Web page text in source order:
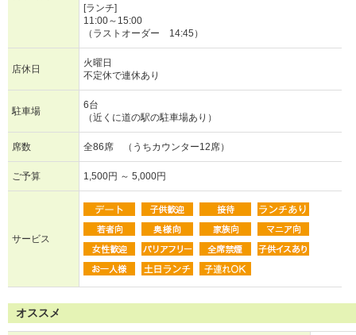
[ランチ]
11:00～15:00
（ラストオーダー 14:45）
店休日
火曜日
不定休で連休あり
駐車場
6台
（近くに道の駅の駐車場あり）
席数 全86席 （うちカウンター12席）
ご予算 1,500円 ～ 5,000円
サービス
オススメ